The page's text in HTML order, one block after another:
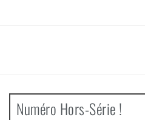
Numéro Hors-Série !